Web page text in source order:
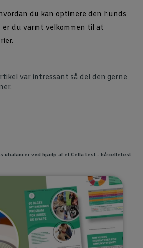
du kan optimere den hunds
er du varmt velkommen til at
var intressant så del den gerne
ubalancer ved hjælp af et Cella test - hårcelletest